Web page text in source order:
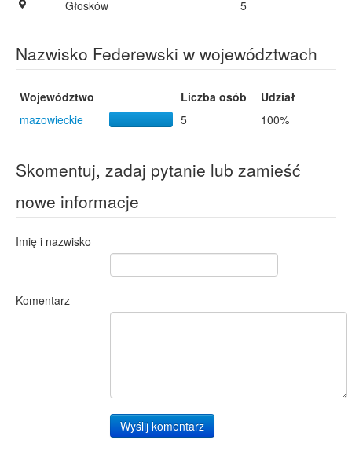
Głosków
5
Nazwisko Federewski w województwach
Województwo Liczba osób
Udział
mazowieckie
5 100%
Skomentuj, zadaj pytanie lub zamieść
nowe informacje
Imię i nazwisko
Komentarz
Wyślij komentarz